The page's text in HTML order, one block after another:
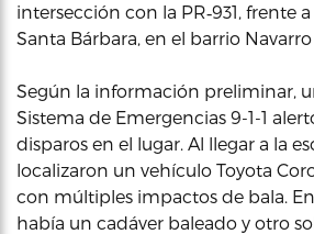
intersección con la PR‑931, frente
Santa Bárbara, en el barrio
Según la información preliminar,
Sistema de Emergencias 9-1-1
disparos en el lugar. Al llegar a la
localizaron un vehículo Toyota
con múltiples impactos de bala.
había un cadáver baleado y otro